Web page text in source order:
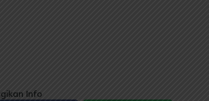
Info